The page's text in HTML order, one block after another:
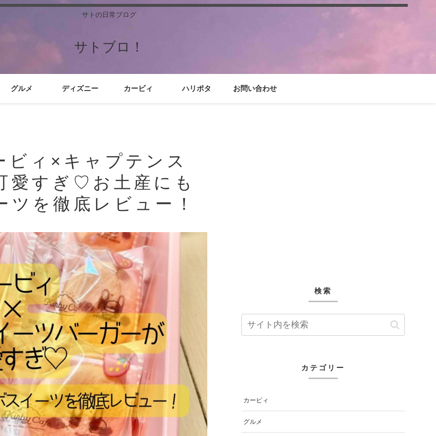
サトの日常ブログ
サトブロ！
グルメ ディズニー カービィ ハリポタ お問い合わせ
ビィ×キャプテンス
愛すぎ♡お土産にも
を徹底レビュー！
検索
カテゴリー
カービィ
グルメ